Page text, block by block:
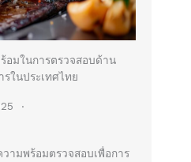
อมในการตรวจสอบด้าน
ในประเทศไทย
ามพร้อมตรวจสอบเพื่อการ